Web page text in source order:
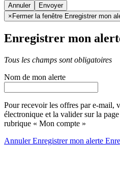
Annuler
× Fermer la fenêtre Enregistrer mon
Enregistrer mon
Tous les champs sont obligatoires
Nom de mon alerte
Pour recevoir les offres par e-mail,
électronique et la valider sur la
rubrique « Mon compte »
AnnulerEnregistrer mon alerte